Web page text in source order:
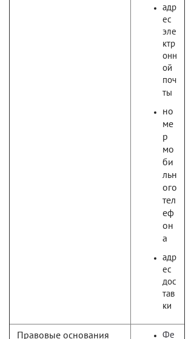
адр
ес
эле
ктр
онн
ой
поч
ты
но
ме
р
мо
би
льн
ого
тел
еф
он
а
адр
ес
дос
тав
ки
Правовые основания
Фе